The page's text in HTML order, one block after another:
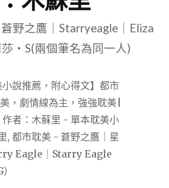
蒼野之鷹｜Starryeagle｜Eliza
・S(兩個筆名為同一人)